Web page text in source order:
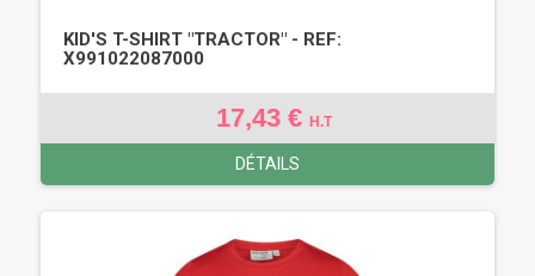
KID'S T-SHIRT "TRACTOR" - REF:
X991022087000
17,43 € H.T
DÉTAILS